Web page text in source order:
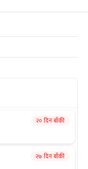
२० दिन बाँकी
२७ दिन बाँकी